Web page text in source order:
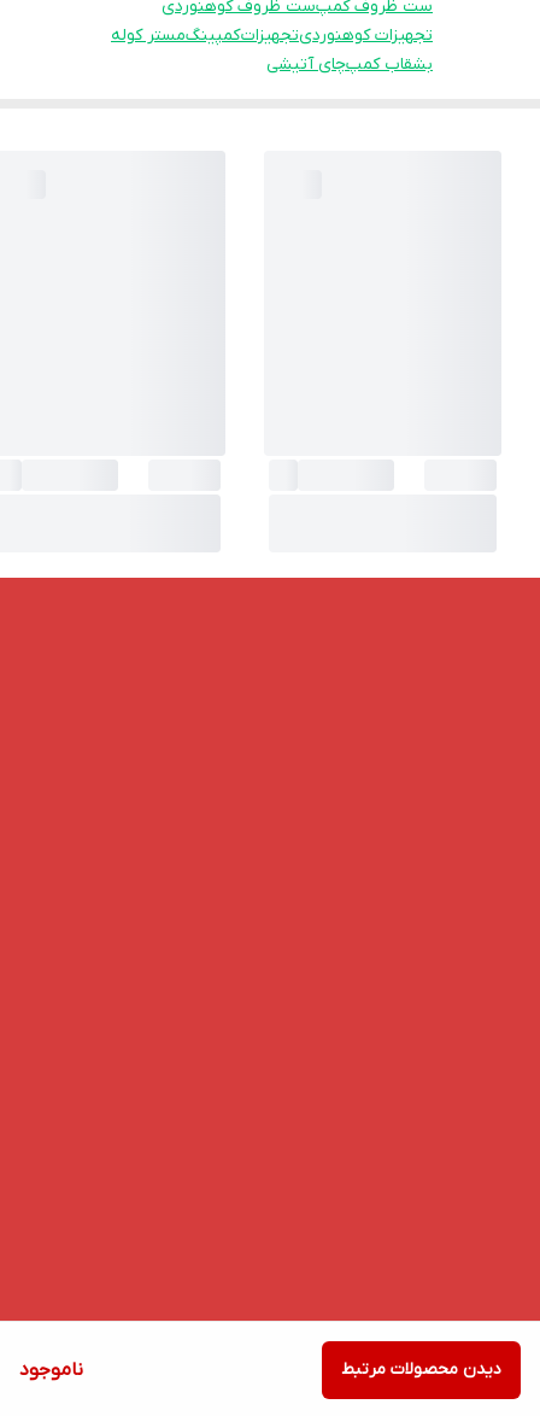
ناموجود دیدن محصولات مرتبط
ست ظروف کمپست ظروف کوهنوردی
تجهیزات کوهنوردیتجهیزات کمپینگمستر کوله
بشقاب کمپچای آتیشی